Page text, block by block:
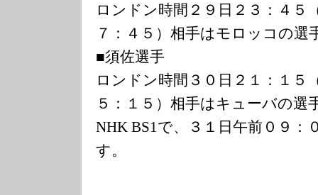
ロンドン時間２９日２３：４５
７：４５）相手はモロッコの選
■須佐選手
ロンドン時間３０日２１：１５
５：１５）相手はキューバの選
NHK BS1で、３１日午前０９：
す。